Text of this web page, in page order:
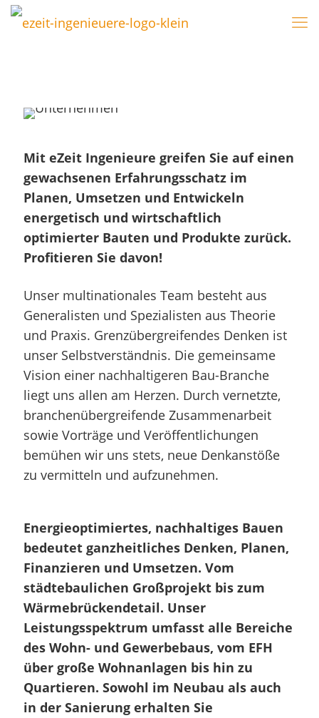
Mit eZeit Ingenieure greifen Sie auf einen
gewachsenen Erfahrungsschatz im
Planen, Umsetzen und Entwickeln
energetisch und wirtschaftlich
optimierter Bauten und Produkte zurück.
Profitieren Sie davon!
Unser multinationales Team besteht aus
Generalisten und Spezialisten aus Theorie
und Praxis. Grenzübergreifendes Denken ist
unser Selbstverständnis. Die gemeinsame
Vision einer nachhaltigeren Bau-Branche
liegt uns allen am Herzen. Durch vernetzte,
branchenübergreifende Zusammenarbeit
sowie Vorträge und Veröffentlichungen
bemühen wir uns stets, neue Denkanstöße
zu vermitteln und aufzunehmen.
Energieoptimiertes, nachhaltiges Bauen
bedeutet ganzheitliches Denken, Planen,
Finanzieren und Umsetzen. Vom
städtebaulichen Großprojekt bis zum
Wärmebrückendetail. Unser
Leistungsspektrum umfasst alle Bereiche
des Wohn- und Gewerbebaus, vom EFH
über große Wohnanlagen bis hin zu
Quartieren. Sowohl im Neubau als auch
in der Sanierung erhalten Sie